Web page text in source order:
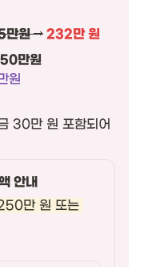
만원 → 232만 원
만원
30만 원 포함되어
안내
만 원 또는